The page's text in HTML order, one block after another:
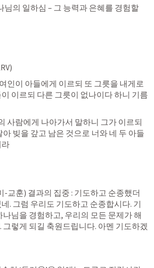
님의 일하심 – 그 능력과 은혜를 경험할
인이 아들에게 이르되 또 그릇을 내게로
이르되 다른 그릇이 없나이다 하니 기름
사람에게 나아가서 말하니 그가 이르되
빚을 갚고 남은 것으로 너와 네 두 아들
라
-교훈) 결과의 집중 : 기도하고 순종했더
. 그럼 우리도 기도하고 순종합시다. 기
님을 경험하고, 우리의 모든 문제가 해
그렇게 되길 축원드립니다. 아멘 기도하겠